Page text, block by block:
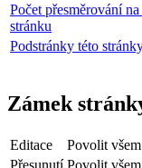
Počet přesměrování
stránku
Podstránky této
Zámek
Editace
Povolit
Přesunutí Povolit